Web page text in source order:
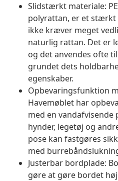
Slidstærkt materiale:
polyrattan, er et stærkt
ikke kræver meget
naturlig rattan. Det er
og det anvendes ofte
grundet dets
egenskaber.
Opbevaringsfunktion
Havemøblet har
med en
hynder, legetøj og
pose kan fastgøres
med
Justerbar bordplade:
gøre at gøre bordet